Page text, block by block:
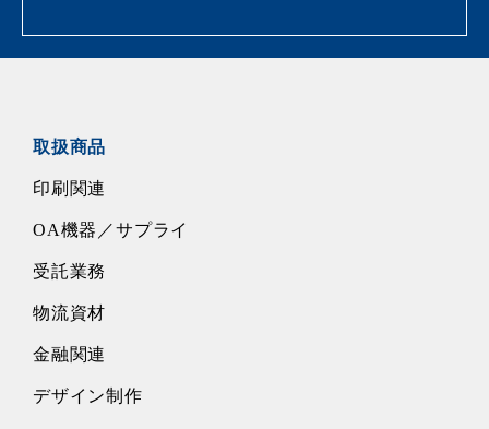
取扱商品
印刷関連
OA機器／サプライ
受託業務
物流資材
金融関連
デザイン制作